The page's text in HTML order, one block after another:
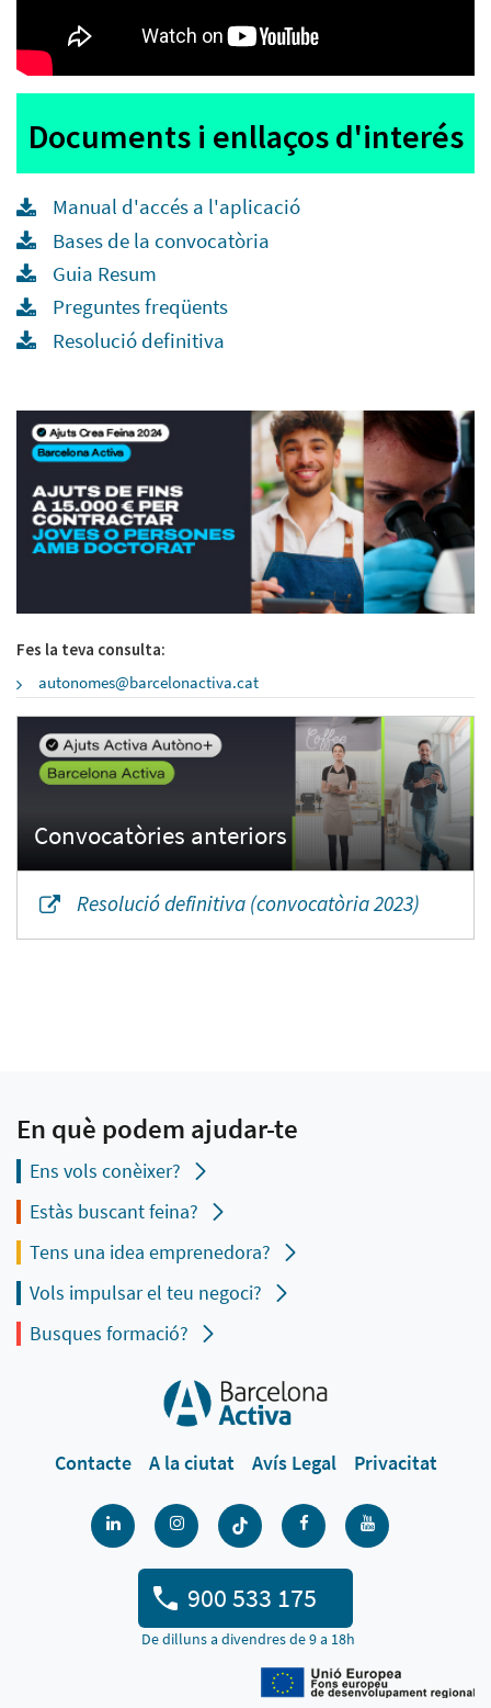
Documents i enllaços d'interés
Manual d'accés a l'aplicació
Bases de la convocatòria
Guia Resum
Preguntes freqüents
Resolució definitiva
Fes la teva consulta:
autonomes@barcelonactiva.cat
Resolució definitiva (convocatòria 2023)
En què podem ajudar-te
Ens vols conèixer?
Estàs buscant feina?
Tens una idea emprenedora?
Vols impulsar el teu negoci?
Busques formació?
Contacte A la ciutat Avís Legal Privacitat
900 533 175
De dilluns a divendres de 9 a 18h